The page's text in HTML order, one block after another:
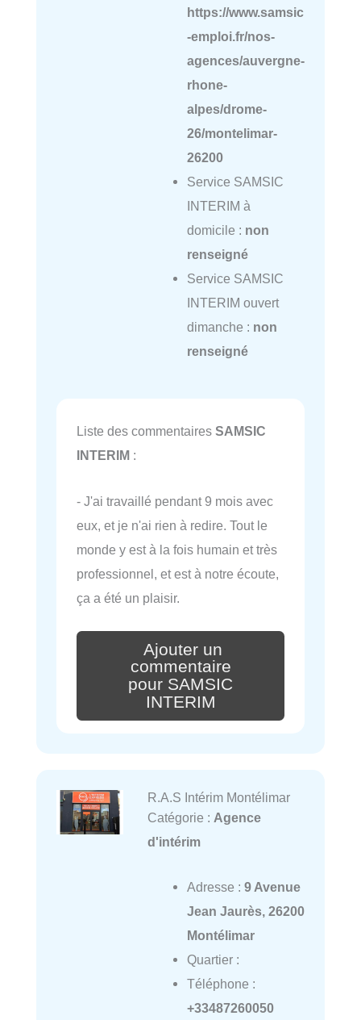
https://www.samsic
-emploi.fr/nos-
agences/auvergne-
rhone-
alpes/drome-
26/montelimar-
26200
Service SAMSIC
INTERIM à
domicile : non
renseigné
Service SAMSIC
INTERIM ouvert
dimanche : non
renseigné
Liste des commentaires SAMSIC
INTERIM :
- J'ai travaillé pendant 9 mois avec
eux, et je n'ai rien à redire. Tout le
monde y est à la fois humain et très
professionnel, et est à notre écoute,
ça a été un plaisir.
Ajouter un
commentaire
pour SAMSIC
INTERIM
R.A.S Intérim Montélimar
Catégorie : Agence
d'intérim
Adresse : 9 Avenue
Jean Jaurès, 26200
Montélimar
Quartier :
Téléphone :
+33487260050